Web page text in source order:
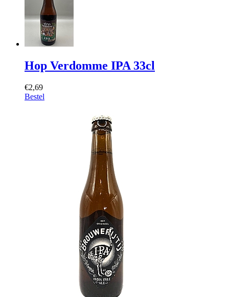
Hop Verdomme IPA 33cl
€2,69
Bestel